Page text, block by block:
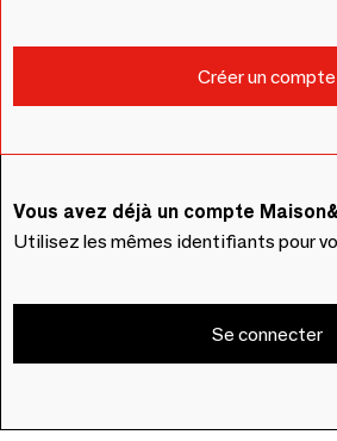
Vous avez déjà un compte
Utilisez les mêmes identifiants pour
Se connecter